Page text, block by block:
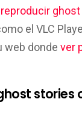
reproducir
el VLC
web donde ver
stories